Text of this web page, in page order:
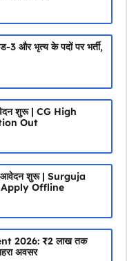
3 और भृत्य के पदों पर भर्ती,
शुरू | CG High
Out
आवेदन शुरू | Surguja
Offline
2026: ₹2 लाख तक
अवसर